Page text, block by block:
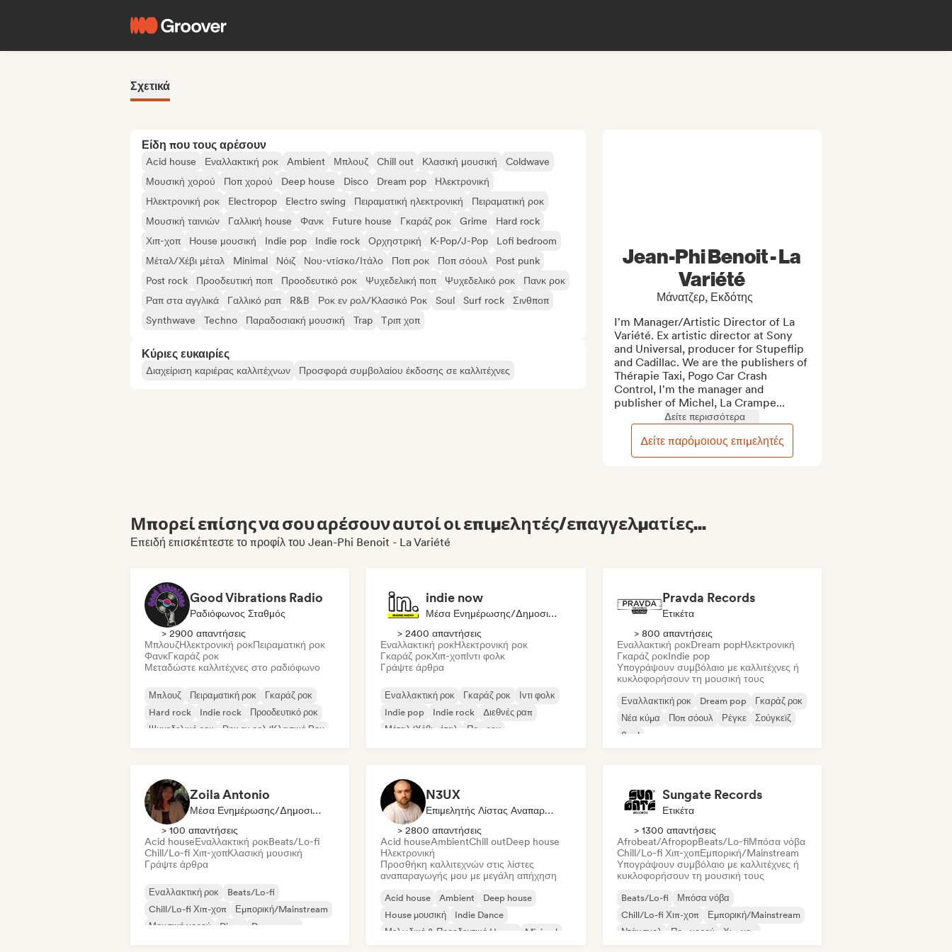
Σχετικά
Είδη που τους αρέσουν
Acid house Εναλλακτική ροκ Ambient Μπλουζ Chill out Κλασική μουσική
Coldwave
Μουσική χορού
Ποπ χορού Deep house Disco Dream pop
Ηλεκτρονική
Ηλεκτρονική ροκ
Electropop Electro swing Πειραματική ηλεκτρονική
Πειραματική ροκ
Μουσική ταινιών
Γαλλική house Φανκ Future house Γκαράζ ροκ Grime
Hard rock
Χιπ-χοπ
House μουσική Indie pop Indie rock Ορχηστρική K-Pop/J-Pop
Lofi bedroom
Μέταλ/Χέβι μέταλ
Minimal Νόιζ Νου-ντίσκο/Ιτάλο Ποπ ροκ Ποπ σόουλ
Post punk
Post rock
Προοδευτική ποπ Προοδευτικό ροκ Ψυχεδελική ποπ Ψυχεδελικό ροκ
Πανκ ροκ
Ραπ στα αγγλικά
Γαλλικό ραπ R&B Ροκ εν ρολ/Κλασικό Ροκ Soul Surf rock
Σινθποπ
Synthwave
Techno Παραδοσιακή μουσική Trap Τριπ χοπ
Κύριες ευκαιρίες
Διαχείριση καριέρας καλλιτέχνων Προσφορά συμβολαίου έκδοσης σε καλλιτέχνες
Jean-Phi Benoit - La
Variété
Μάνατζερ, Εκδότης
I'm Manager/Artistic Director of La
Variété. Ex artistic director at Sony
and Universal, producer for Stupeflip
and Cadillac. We are the publishers of
Thérapie Taxi, Pogo Car Crash
Control, I'm the manager and
publisher of Michel, La Crampe...
Δείτε περισσότερα
Δείτε παρόμοιους επιμελητές
Μπορεί επίσης να σου αρέσουν αυτοί οι επιμελητές/επαγγελματίες...
Επειδή επισκέπτεστε το προφίλ του Jean-Phi Benoit - La Variété
Good Vibrations Radio
Ραδιόφωνος Σταθμός
> 2900 απαντήσεις
ΜπλουζΗλεκτρονική ροκΠειραματική ροκ
ΦανκΓκαράζ ροκ
Μεταδώστε καλλιτέχνες στο ραδιόφωνο
Μπλουζ Πειραματική ροκ
Γκαράζ ροκ
Hard rock
Indie rock
Προοδευτικό ροκ
Ψυχεδελικό ροκ
Ροκ εν ρολ/Κλασικό Ροκ
indie now
Μέσα Ενημέρωσης/Δημοσιογράφος
> 2400 απαντήσεις
Εναλλακτική ροκΗλεκτρονική ροκ
Γκαράζ ροκΧιπ-χοπΙντι φολκ
Γράψτε άρθρα
Εναλλακτική ροκ Γκαράζ ροκ
Ιντι φολκ
Indie pop
Indie rock
Διεθνές ραπ
Μέταλ/Χέβι μέταλ
Ποπ ροκ
Pravda Records
Ετικέτα
> 800 απαντήσεις
Εναλλακτική ροκDream popΗλεκτρονική
Γκαράζ ροκIndie pop
Υπογράψουν συμβόλαιο με καλλιτέχνες ή
κυκλοφορήσουν τη μουσική τους
Εναλλακτική ροκ Dream pop
Γκαράζ ροκ
Νέα κύμα
Ποπ σόουλ Ρέγκε
Σούγκεϊζ
Soul
Zoila Antonio
Μέσα Ενημέρωσης/Δημοσιογράφος
> 100 απαντήσεις
Acid houseΕναλλακτική ροκBeats/Lo-fi
Chill/Lo-fi Χιπ-χοπΚλασική μουσική
Γράψτε άρθρα
Εναλλακτική ροκ
Beats/Lo-fi
Chill/Lo-fi Χιπ-χοπ
Εμπορική/Mainstream
Μουσική χορού
Disco
Dream pop
N3UX
Επιμελητής Λίστας Αναπαραγωγής
> 2800 απαντήσεις
Acid houseAmbientChill outDeep house
Ηλεκτρονική
Προσθήκη καλλιτεχνών στις λίστες
αναπαραγωγής μου με μεγάλη απήχηση
Acid house Ambient
Deep house
House μουσική
Indie Dance
Μελωδικό & Προοδευτικό House
Minimal
Sungate Records
Ετικέτα
> 1300 απαντήσεις
Afrobeat/AfropopBeats/Lo-fiΜπόσα νόβα
Chill/Lo-fi Χιπ-χοπΕμπορική/Mainstream
Υπογράψουν συμβόλαιο με καλλιτέχνες ή
κυκλοφορήσουν τη μουσική τους
Beats/Lo-fi
Μπόσα νόβα
Chill/Lo-fi Χιπ-χοπ
Εμπορική/Mainstream
Ντάνσχολ
Ποπ χορού
Χιπ-χοπ